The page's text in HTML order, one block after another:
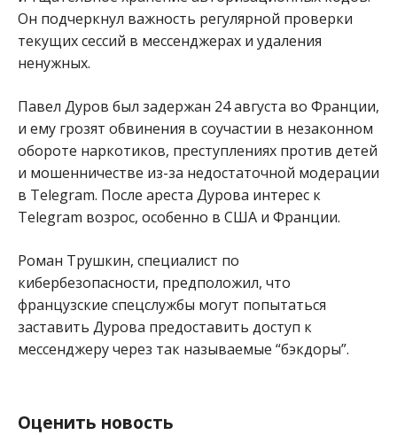
Он подчеркнул важность регулярной проверки
текущих сессий в мессенджерах и удаления
ненужных.
Павел Дуров был задержан 24 августа во Франции,
и ему грозят обвинения в соучастии в незаконном
обороте наркотиков, преступлениях против детей
и мошенничестве из-за недостаточной модерации
в Telegram. После ареста Дурова интерес к
Telegram возрос, особенно в США и Франции.
Роман Трушкин, специалист по
кибербезопасности, предположил, что
французские спецслужбы могут попытаться
заставить Дурова предоставить доступ к
мессенджеру через так называемые “бэкдоры”.
Оценить новость